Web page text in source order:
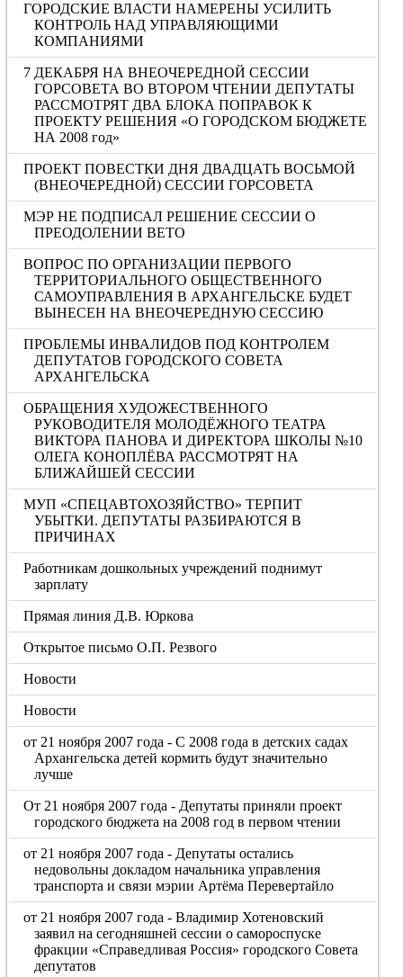
ГОРОДСКИЕ ВЛАСТИ НАМЕРЕНЫ УСИЛИТЬ
КОНТРОЛЬ НАД УПРАВЛЯЮЩИМИ
КОМПАНИЯМИ
7 ДЕКАБРЯ НА ВНЕОЧЕРЕДНОЙ СЕССИИ
ГОРСОВЕТА ВО ВТОРОМ ЧТЕНИИ ДЕПУТАТЫ
РАССМОТРЯТ ДВА БЛОКА ПОПРАВОК К
ПРОЕКТУ РЕШЕНИЯ «О ГОРОДСКОМ БЮДЖЕТЕ
НА 2008 год»
ПРОЕКТ ПОВЕСТКИ ДНЯ ДВАДЦАТЬ ВОСЬМОЙ
(ВНЕОЧЕРЕДНОЙ) СЕССИИ ГОРСОВЕТА
МЭР НЕ ПОДПИСАЛ РЕШЕНИЕ СЕССИИ О
ПРЕОДОЛЕНИИ ВЕТО
ВОПРОС ПО ОРГАНИЗАЦИИ ПЕРВОГО
ТЕРРИТОРИАЛЬНОГО ОБЩЕСТВЕННОГО
САМОУПРАВЛЕНИЯ В АРХАНГЕЛЬСКЕ БУДЕТ
ВЫНЕСЕН НА ВНЕОЧЕРЕДНУЮ СЕССИЮ
ПРОБЛЕМЫ ИНВАЛИДОВ ПОД КОНТРОЛЕМ
ДЕПУТАТОВ ГОРОДСКОГО СОВЕТА
АРХАНГЕЛЬСКА
ОБРАЩЕНИЯ ХУДОЖЕСТВЕННОГО
РУКОВОДИТЕЛЯ МОЛОДЁЖНОГО ТЕАТРА
ВИКТОРА ПАНОВА И ДИРЕКТОРА ШКОЛЫ №10
ОЛЕГА КОНОПЛЁВА РАССМОТРЯТ НА
БЛИЖАЙШЕЙ СЕССИИ
МУП «СПЕЦАВТОХОЗЯЙСТВО» ТЕРПИТ
УБЫТКИ. ДЕПУТАТЫ РАЗБИРАЮТСЯ В
ПРИЧИНАХ
Работникам дошкольных учреждений поднимут
зарплату
Прямая линия Д.В. Юркова
Открытое письмо О.П. Резвого
Новости
Новости
от 21 ноября 2007 года - С 2008 года в детских садах
Архангельска детей кормить будут значительно
лучше
От 21 ноября 2007 года - Депутаты приняли проект
городского бюджета на 2008 год в первом чтении
от 21 ноября 2007 года - Депутаты остались
недовольны докладом начальника управления
транспорта и связи мэрии Артёма Перевертайло
от 21 ноября 2007 года - Владимир Хотеновский
заявил на сегодняшней сессии о самороспуске
фракции «Справедливая Россия» городского Совета
депутатов